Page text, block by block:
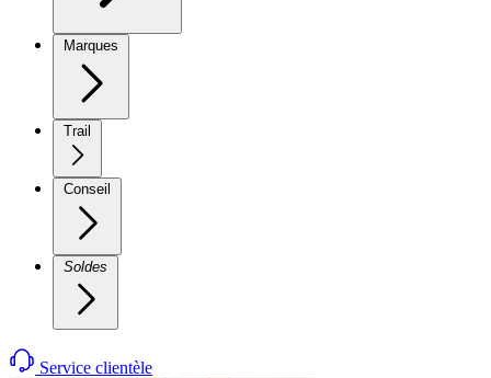
Marques
Trail
Conseil
Soldes
Service clientèle